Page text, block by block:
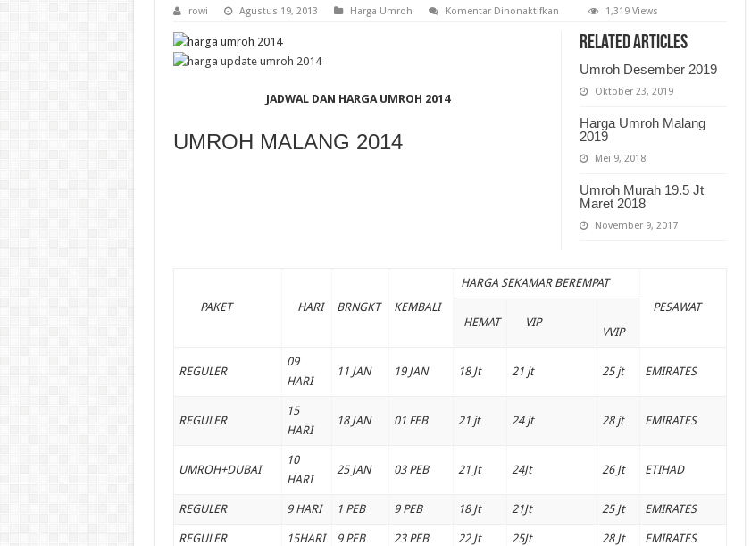
rowi Agustus 19, 2013 Harga Umroh Komentar Dinonaktifkanpada
Umroh
Malang
1,319 Views
Related Articles
Umroh Desember 2019
Oktober 23, 2019
Harga Umroh Malang
2019
Mei 9, 2018
Umroh Murah 19.5 Jt
Maret 2018
November 9, 2017
JADWAL DAN HARGA UMROH 2014
UMROH MALANG 2014
PAKET HARI BRNGKT KEMBALI
HARGA SEKAMARBEREMPAT
PESAWAT
HEMAT
VIP
VVIP
REGULER
09
HARI
11 JAN 19 JAN 18 Jt 21 jt 25 jt EMIRATES
REGULER
15
HARI
18 JAN 01 FEB 21 jt 24 jt 28 jt EMIRATES
UMROH+DUBAI
10
HARI
25 JAN 03 PEB 21 Jt 24Jt 26 Jt ETIHAD
REGULER 9 HARI 1 PEB 9 PEB 18 Jt 21Jt 25 Jt EMIRATES
REGULER 15HARI 9 PEB 23 PEB 22 Jt 25Jt 28 Jt EMIRATES